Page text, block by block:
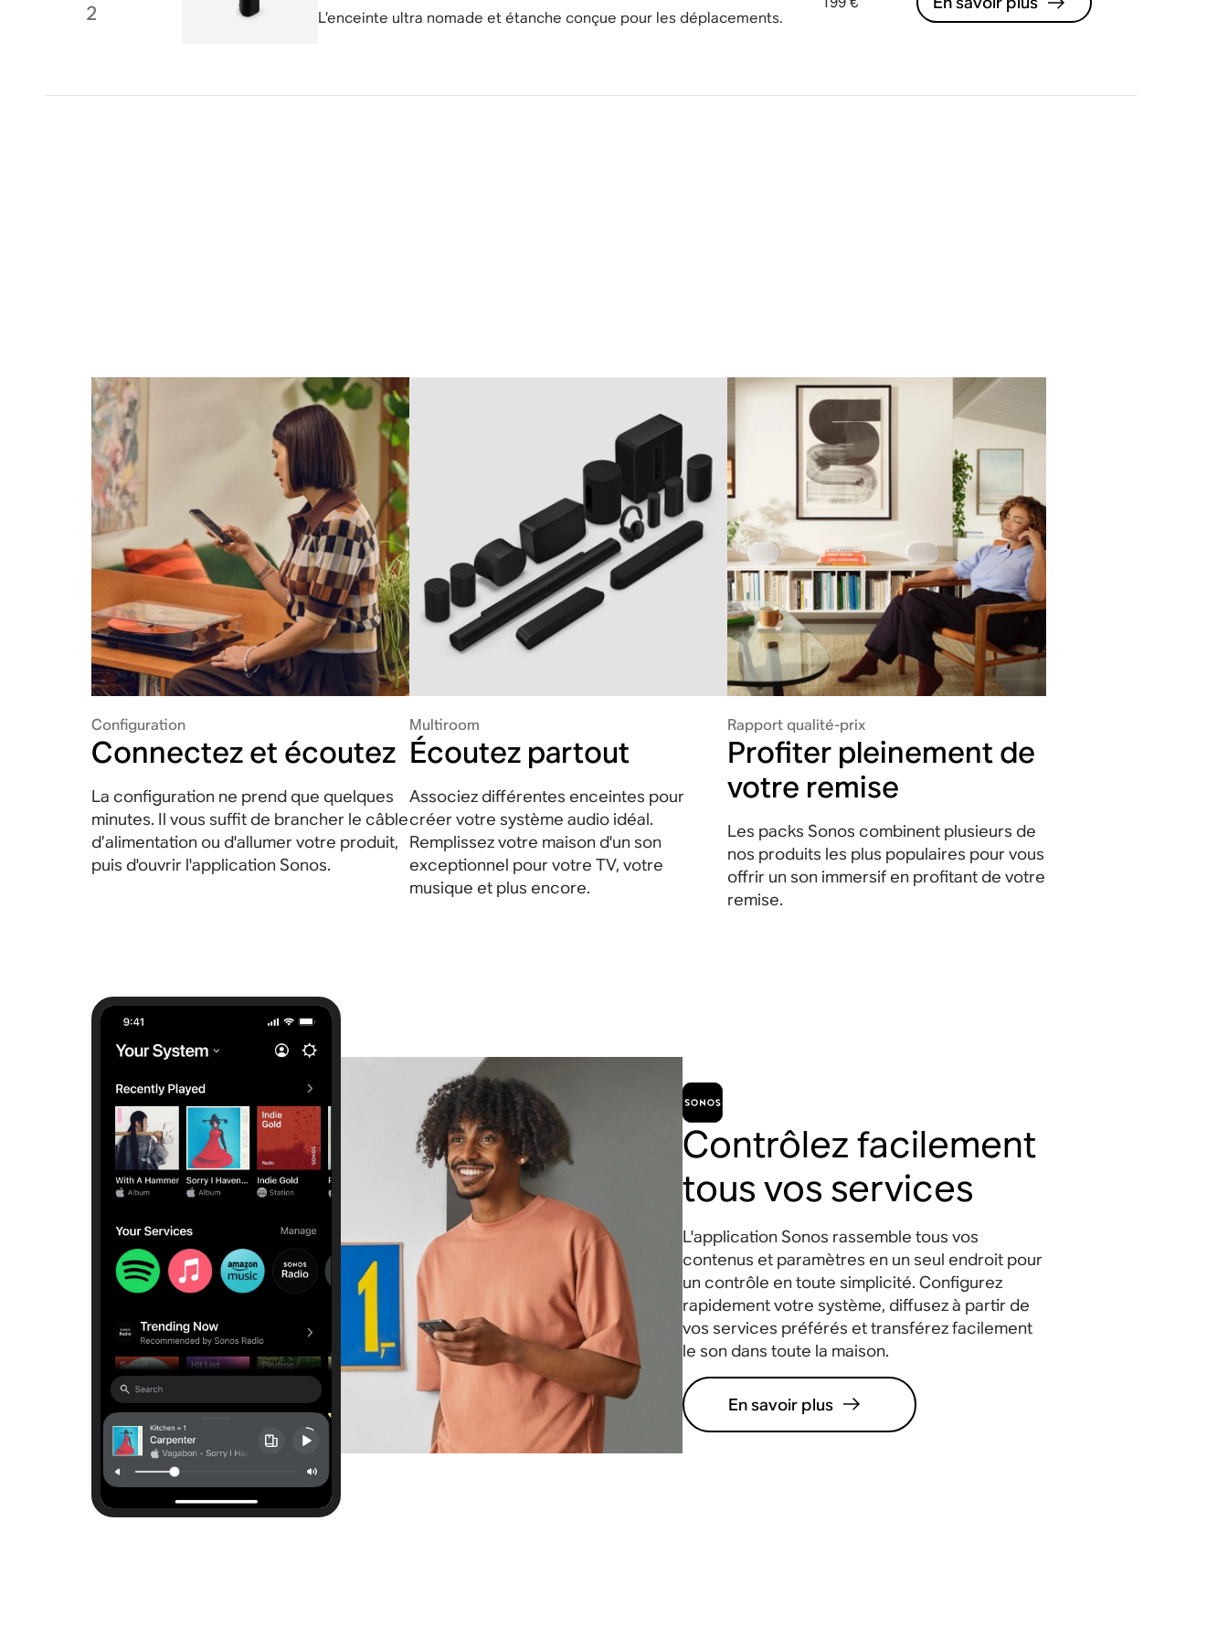
2 L’enceinte ultra nomade et étanche conçue pour les déplacements.
Configuration
Connectez et écoutez
La configuration ne prend que quelques
minutes. Il vous suffit de brancher le câble
d’alimentation ou d'allumer votre produit,
puis d'ouvrir l'application Sonos.
Multiroom
Écoutez partout
Associez différentes enceintes pour
créer votre système audio idéal.
Remplissez votre maison d'un son
exceptionnel pour votre TV, votre
musique et plus encore.
Rapport qualité-prix
Profiter pleinement de
votre remise
Les packs Sonos combinent plusieurs de
nos produits les plus populaires pour vous
offrir un son immersif en profitant de votre
remise.
Contrôlez facilement
tous vos services
L'application Sonos rassemble tous vos
contenus et paramètres en un seul endroit pour
un contrôle en toute simplicité. Configurez
rapidement votre système, diffusez à partir de
vos services préférés et transférez facilement
le son dans toute la maison.
En savoir plus